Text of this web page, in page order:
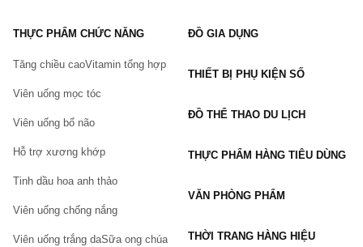
trong, ngăn chặn quá trình lão hóa đang diễn ra, giúp da trở nên
sáng hồng, khỏe mạnh hơn.
Đối tượng sử dụng
- Người đang trong quá trình hoá hoặc xạ .
bổ sức khoẻ.
- Người cao tuổi muốn tăng sức để kháng để chống lại người
tuổi già.
Cách sử dụng
THỰC PHẨM CHỨC NĂNG
Tăng chiều caoVitamin tổng hợp
Viên uống mọc tóc
Viên uống bổ não
Hỗ trợ xương khớp
Tinh dầu hoa anh thảo
Viên uống chống nắng
Viên uống trắng daSữa ong chúa
ĐỒ GIA DỤNG
THIẾT BỊ PHỤ KIỆN SỐ
ĐỒ THỂ THAO DU LỊCH
THỰC PHẨM HÀNG TIÊU DÙNG
VĂN PHÒNG PHẨM
THỜI TRANG HÀNG HIỆU